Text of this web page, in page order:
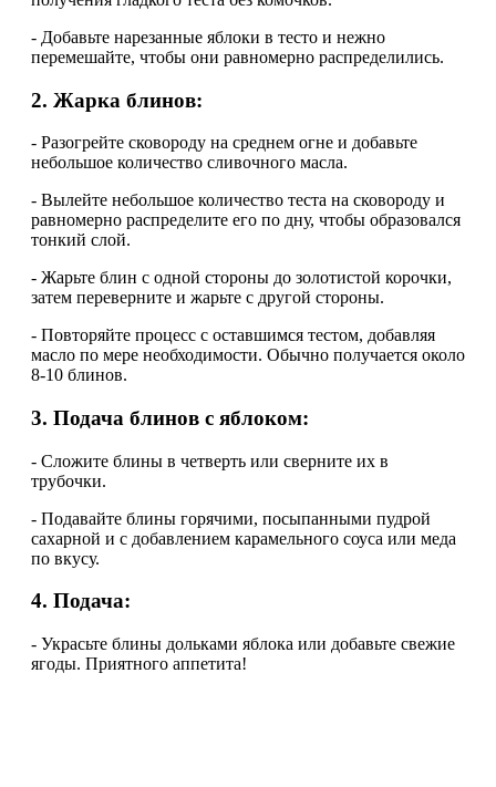
- Добавьте нарезанные яблоки в тесто и нежно
перемешайте, чтобы они равномерно распределились.
2. Жарка блинов:
- Разогрейте сковороду на среднем огне и добавьте
небольшое количество сливочного масла.
- Вылейте небольшое количество теста на сковороду и
равномерно распределите его по дну, чтобы образовался
тонкий слой.
- Жарьте блин с одной стороны до золотистой корочки,
затем переверните и жарьте с другой стороны.
- Повторяйте процесс с оставшимся тестом, добавляя
масло по мере необходимости. Обычно получается около
8-10 блинов.
3. Подача блинов с яблоком:
- Сложите блины в четверть или сверните их в
трубочки.
- Подавайте блины горячими, посыпанными пудрой
сахарной и с добавлением карамельного соуса или меда
по вкусу.
4. Подача:
- Украсьте блины дольками яблока или добавьте свежие
ягоды. Приятного аппетита!